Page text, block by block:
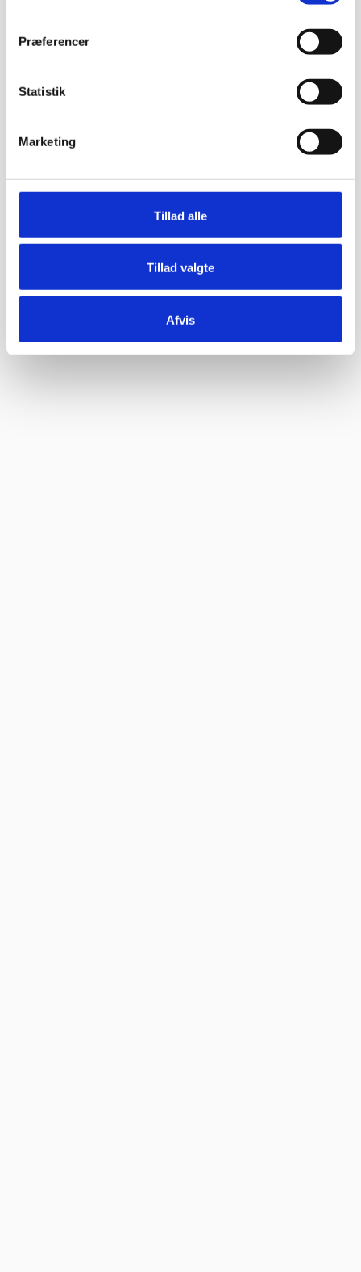
Præferencer
Statistik
Marketing
Tillad alle
Tillad valgte
Afvis